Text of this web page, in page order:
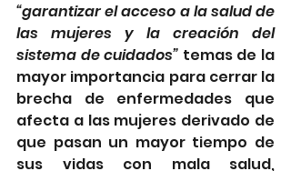
“garantizar el acceso a la salud de
las mujeres y la creación del
sistema de cuidados” temas de la
mayor importancia para cerrar la
brecha de enfermedades que
afecta a las mujeres derivado de
que pasan un mayor tiempo de
sus vidas con mala salud,